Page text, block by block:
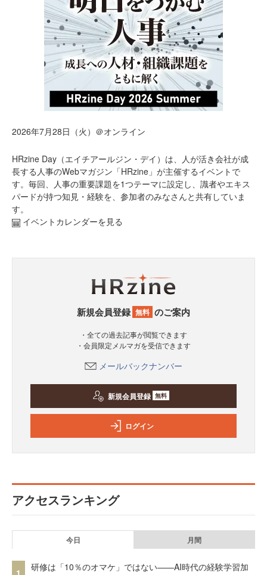
2026年7月28日（火）＠オンライン
HRzine Day（エイチアールジン・デイ）は、人が活き会社が成
長する人事のWebマガジン「HRzine」が主催するイベントで
す。毎回、人事の重要課題を1つテーマに設定し、識者やエキス
パードが持つ知見・経験を、参加者のみなさんと共有していま
す。
イベントカレンダーを見る
新規会員登録 無料 のご案内
・全ての過去記事が閲覧できます
・会員限定メルマガを受信できます
メールバックナンバー
新規会員登録 無料
ログイン
アクセスランキング
今日 月間
研修は「10％のオマケ」ではない——AI時代の経験学習加